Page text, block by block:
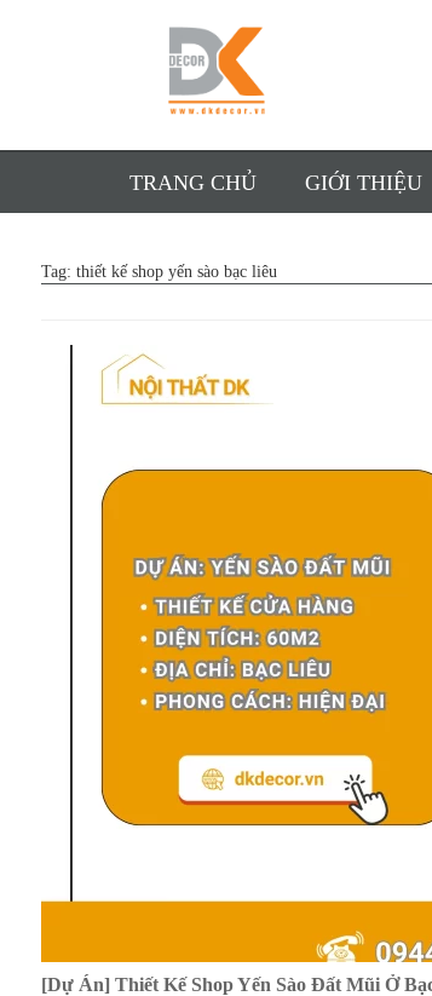
TRANG CHỦ GIỚI THIỆU
Tag: thiết kế shop yến sào bạc liêu
[Dự Án] Thiết Kế Shop Yến Sào Đất Mũi Ở